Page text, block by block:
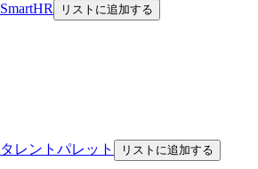
SmartHR リストに追加する
タレントパレット リストに追加する